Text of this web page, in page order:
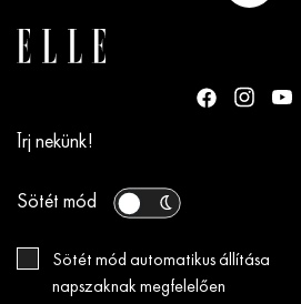
Írj nekünk!
Sötét mód
Sötét mód automatikus állítása
napszaknak megfelelően